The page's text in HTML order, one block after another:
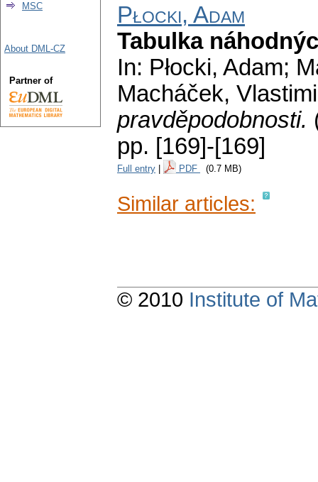
Płocki, Adam
Tabulka
In: Płocki, Adam;
Macháček,
pravděpodobnosti.
pp. [169]-[169]
Full entry PDF (0.7 MB)
Similar articles:
MSC
About DML-CZ
Partner of
© 2010 Institute of